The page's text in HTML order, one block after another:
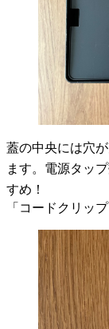
蓋の中央には穴
ます。電源タッ
すめ！
「コードクリッ